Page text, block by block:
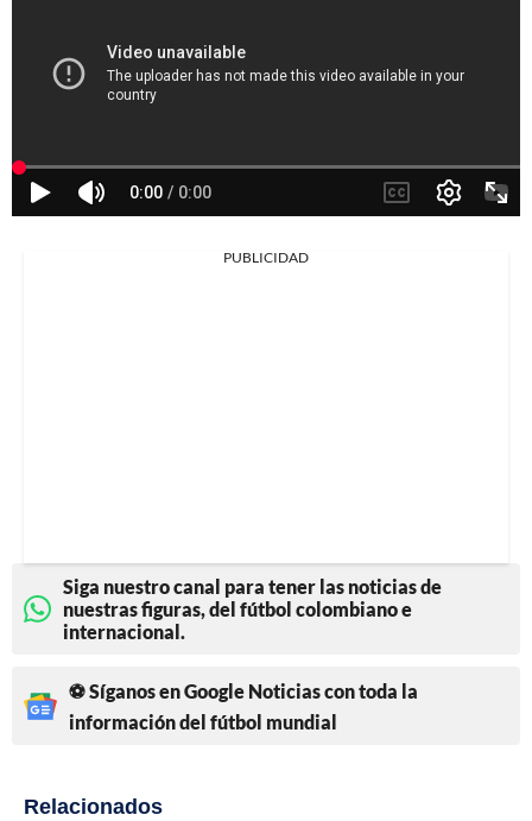
PUBLICIDAD
Siga nuestro canal para tener las noticias de
nuestras figuras, del fútbol colombiano e
internacional.
⚽ Síganos en Google Noticias con toda la
información del fútbol mundial
Relacionados